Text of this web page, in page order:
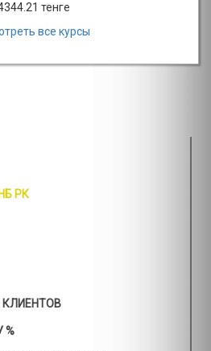
тенге
все курсы
РК
%